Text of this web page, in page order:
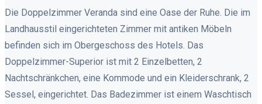
Die Doppelzimmer Veranda sind eine Oase der Ruhe. Die im
Landhausstil eingerichteten Zimmer mit antiken Möbeln
befinden sich im Obergeschoss des Hotels. Das
Doppelzimmer-Superior ist mit 2 Einzelbetten, 2
Nachtschränkchen, eine Kommode und ein Kleiderschrank, 2
Sessel, eingerichtet. Das Badezimmer ist einem Waschtisch